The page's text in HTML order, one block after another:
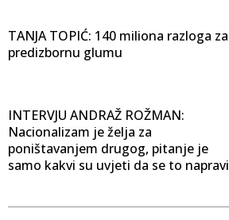
TANJA TOPIĆ: 140 miliona razloga za
predizbornu glumu
INTERVJU ANDRAŽ ROŽMAN:
Nacionalizam je želja za
poništavanjem drugog, pitanje je
samo kakvi su uvjeti da se to napravi